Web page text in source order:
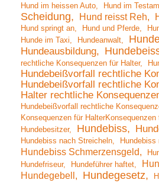
Hund im heissen Auto
Hund im
Scheidung
Hund reisst Reh
Hund springt an Hund und Pferde
Hunde im Taxi
Hundeanwalt
Hundeausbildung
rechtliche Konsequenzen für Halter
Hundebeißvorfall rechtliche
Hundebeißvorfall rechtliche
Halter rechtliche
Hundebeißvorfall rechtliche
Konsequenzen für HalterKonsequenzen
Hundebesitzer
Hundebiss
Hundebiss nach Streicheln
Hundebiss Schmerzensgeld
Hundefriseur
Hundeführer haftet
Hundegebell
Hundegesetz